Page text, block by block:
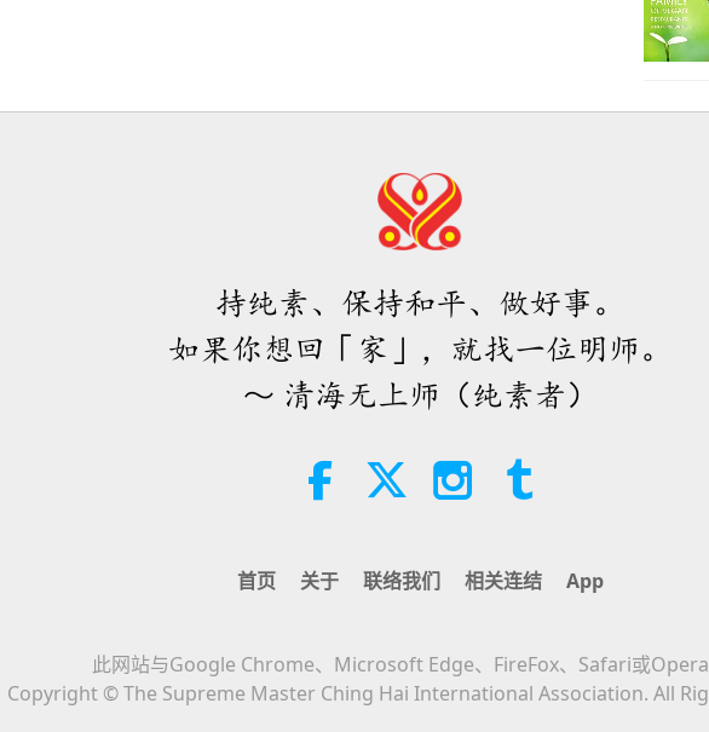
持纯素、保持和平、做好事。
如果你想回「家」，就找一位明师。
～ 清海无上师（纯素者）
首页 关于 联络我们 相关连结 App
此网站与Google Chrome、Microsoft Edge、FireFox、Safari或
Copyright © The Supreme Master Ching Hai International Association. All